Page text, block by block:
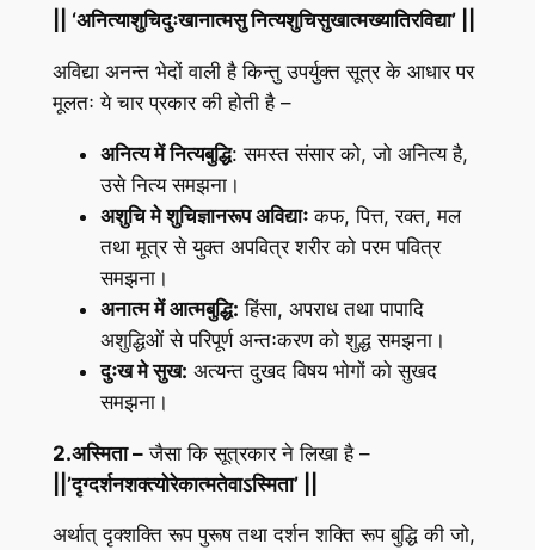
|| ‘अनित्याशुचिदुःखानात्मसु नित्यशुचिसुखात्मख्यातिरविद्या’ ||
अविद्या अनन्त भेदों वाली है किन्तु उपर्युक्त सूत्र के आधार पर
मूलतः ये चार प्रकार की होती है –
अनित्य में नित्यबुद्धि: समस्त संसार को, जो अनित्य है,
उसे नित्य समझना।
अशुचि मे शुचिज्ञानरूप अविद्याःकफ, पित्त, रक्त, मल
तथा मूत्र से युक्त अपवित्र शरीर को परम पवित्र
समझना।
अनात्म में आत्मबुद्धि: हिंसा, अपराध तथा पापादि
अशुद्धिओं से परिपूर्ण अन्तःकरण को शुद्ध समझना।
दुःख मे सुख: अत्यन्त दुखद विषय भोगों को सुखद
समझना।
2.अस्मिता–जैसा कि सूत्रकार ने लिखा है –
||’दृग्दर्शनशक्त्योरेकात्मतेवाऽस्मिता’||
अर्थात् दृक्शक्ति रूप पुरूष तथा दर्शन शक्ति रूप बुद्धि की जो,